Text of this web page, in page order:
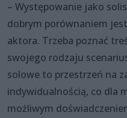
– Występowanie jako
dobrym porównaniem
aktora. Trzeba poznać
swojego rodzaju
solowe to przestrzeń na
indywidualnością, co dla
możliwym